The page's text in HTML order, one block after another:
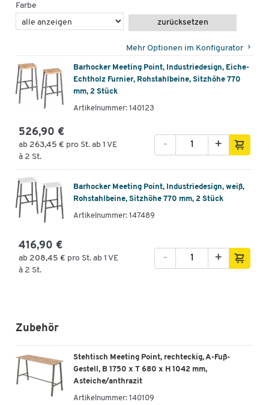
Farbe
zurücksetzen
Mehr Optionen im Konfigurator
Barhocker Meeting Point, Industriedesign, Eiche-
Echtholz Furnier, Rohstahlbeine, Sitzhöhe 770
mm, 2 Stück
Artikelnummer: 140123
526,90 €
ab 263,45 € pro St. ab 1 VE
à 2 St.
+
-
Barhocker Meeting Point, Industriedesign, weiß,
Rohstahlbeine, Sitzhöhe 770 mm, 2 Stück
Artikelnummer: 147489
416,90 €
ab 208,45 € pro St. ab 1 VE
à 2 St.
+
-
Zubehör
Stehtisch Meeting Point, rechteckig, A-Fuß-
Gestell, B 1750 x T 680 x H 1042 mm,
Asteiche/anthrazit
Artikelnummer: 140109